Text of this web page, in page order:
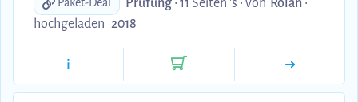
und Gewinneinkunftsarten 2. Besteuerung des
Gewinns von Kapitalgesellschaften 3.
Einnahmenüberschussrechnung 4. Gliederung einer
Bilanz nach HGB 5. Liquidität 6. Dokumentärer
hochgeladen 2018
i